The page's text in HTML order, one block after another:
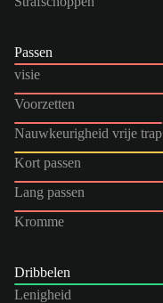
Passen
visie
Voorzetten
Nauwkeurigheid vrije trap
Kort passen
Lang passen
Kromme
Dribbelen
Lenigheid